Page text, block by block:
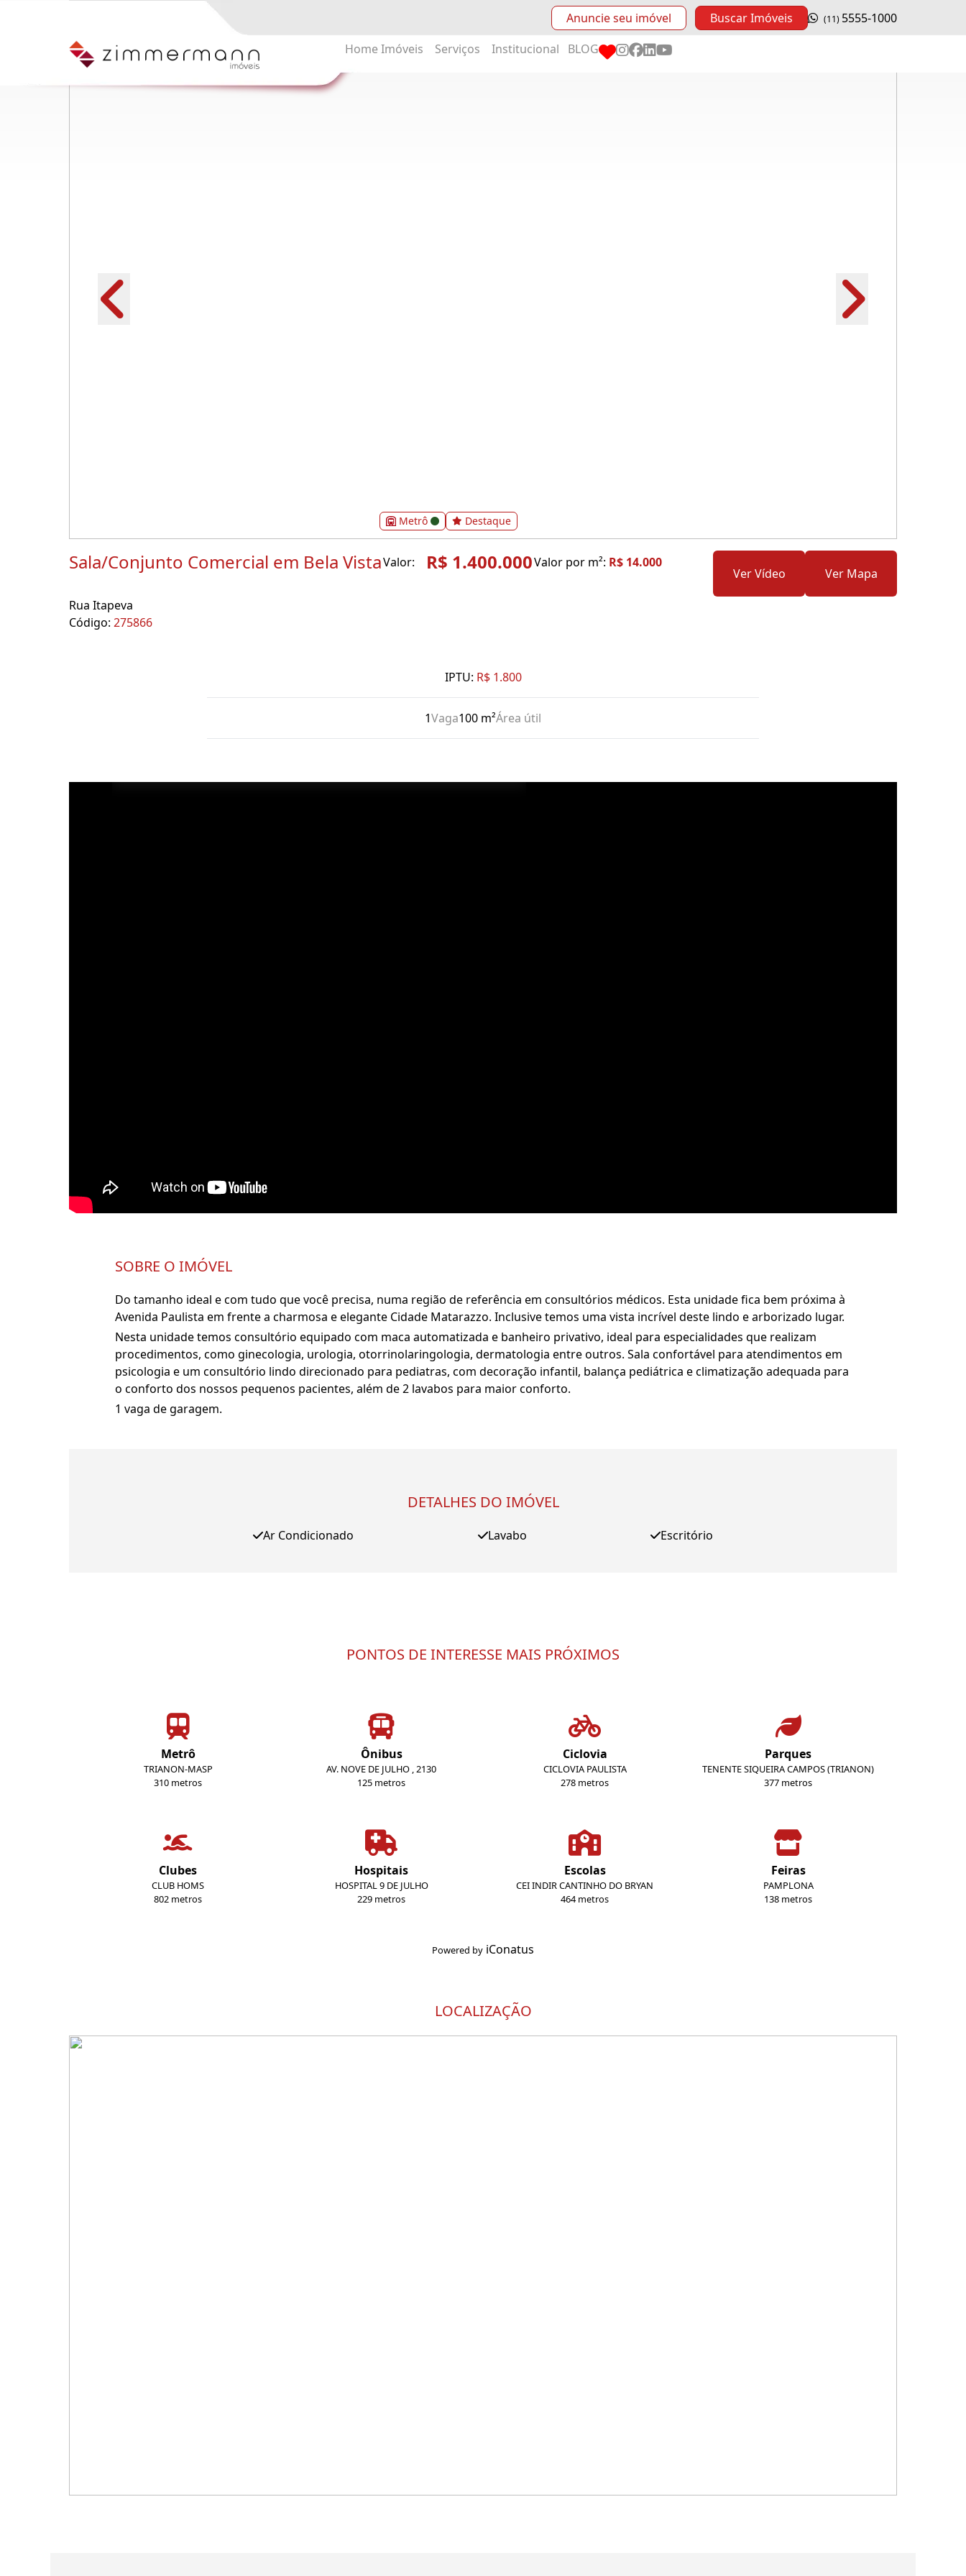
Anuncie seu imóvel Buscar Imóveis (11) 5555-1000
Home Imóveis Serviços Institucional BLOG
Metrô Destaque
Sala/Conjunto Comercial em Bela VistaValor: R$ 1.400.000Valor por m²: R$ 14.000
Rua Itapeva
Código: 275866
Ver Vídeo Ver Mapa
IPTU: R$ 1.800
1Vaga100 m²Área útil
SOBRE O IMÓVEL
Do tamanho ideal e com tudo que você precisa, numa região de referência em consultórios médicos. Esta unidade fica bem próxima à
Avenida Paulista em frente a charmosa e elegante Cidade Matarazzo. Inclusive temos uma vista incrível deste lindo e arborizado lugar.
Nesta unidade temos consultório equipado com maca automatizada e banheiro privativo, ideal para especialidades que realizam
procedimentos, como ginecologia, urologia, otorrinolaringologia, dermatologia entre outros. Sala confortável para atendimentos em
psicologia e um consultório lindo direcionado para pediatras, com decoração infantil, balança pediátrica e climatização adequada para
o conforto dos nossos pequenos pacientes, além de 2 lavabos para maior conforto.
1 vaga de garagem.
DETALHES DO IMÓVEL
Ar Condicionado Lavabo Escritório
PONTOS DE INTERESSE MAIS PRÓXIMOS
Metrô
TRIANON-MASP
310 metros
Ônibus
AV. NOVE DE JULHO , 2130
125 metros
Ciclovia
CICLOVIA PAULISTA
278 metros
Parques
TENENTE SIQUEIRA CAMPOS (TRIANON)
377 metros
Clubes
CLUB HOMS
802 metros
Hospitais
HOSPITAL 9 DE JULHO
229 metros
Escolas
CEI INDIR CANTINHO DO BRYAN
464 metros
Feiras
PAMPLONA
138 metros
Powered by iConatus
LOCALIZAÇÃO